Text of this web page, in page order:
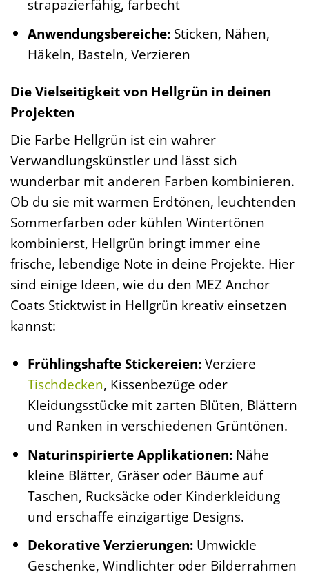
strapazierfähig, farbecht
Anwendungsbereiche:Sticken, Nähen,
Häkeln, Basteln, Verzieren
Die Vielseitigkeit von Hellgrün in deinen
Projekten
Die Farbe Hellgrün ist ein wahrer
Verwandlungskünstler und lässt sich
wunderbar mit anderen Farben kombinieren.
Ob du sie mit warmen Erdtönen, leuchtenden
Sommerfarben oder kühlen Wintertönen
kombinierst, Hellgrün bringt immer eine
frische, lebendige Note in deine Projekte. Hier
sind einige Ideen, wie du den MEZ Anchor
Coats Sticktwist in Hellgrün kreativ einsetzen
kannst:
Frühlingshafte Stickereien:Verziere
Tischdecken, Kissenbezüge oder
Kleidungsstücke mit zarten Blüten, Blättern
und Ranken in verschiedenen Grüntönen.
Naturinspirierte Applikationen:Nähe
kleine Blätter, Gräser oder Bäume auf
Taschen, Rucksäcke oder Kinderkleidung
und erschaffe einzigartige Designs.
Dekorative Verzierungen:Umwickle
Geschenke, Windlichter oder Bilderrahmen